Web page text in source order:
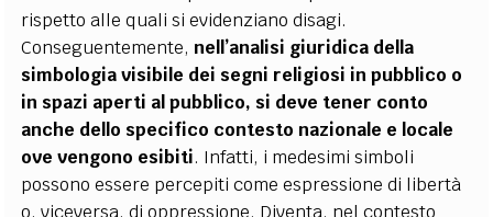
rispetto alle quali si evidenziano disagi.
Conseguentemente, nell’analisi giuridica della
simbologia visibile dei segni religiosi in pubblico o
in spazi aperti al pubblico, si deve tener conto
anche dello specifico contesto nazionale e locale
ove vengono esibiti. Infatti, i medesimi simboli
possono essere percepiti come espressione di libertà
o, viceversa, di oppressione. Diventa, nel contesto